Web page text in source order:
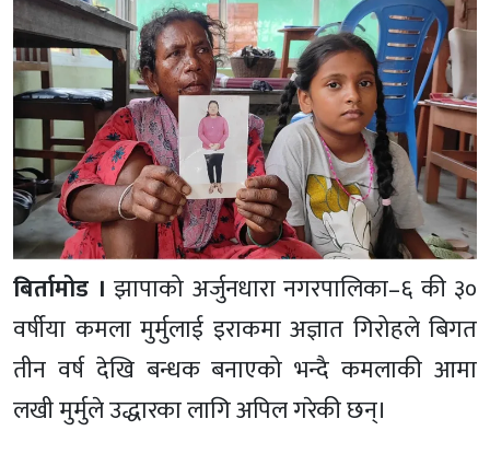
बिर्तामोड । झापाको अर्जुनधारा नगरपालिका–६ की ३०
वर्षीया कमला मुर्मुलाई इराकमा अज्ञात गिरोहले बिगत
तीन वर्ष देखि बन्धक बनाएको भन्दै कमलाकी आमा
लखी मुर्मुले उद्धारका लागि अपिल गरेकी छन्।